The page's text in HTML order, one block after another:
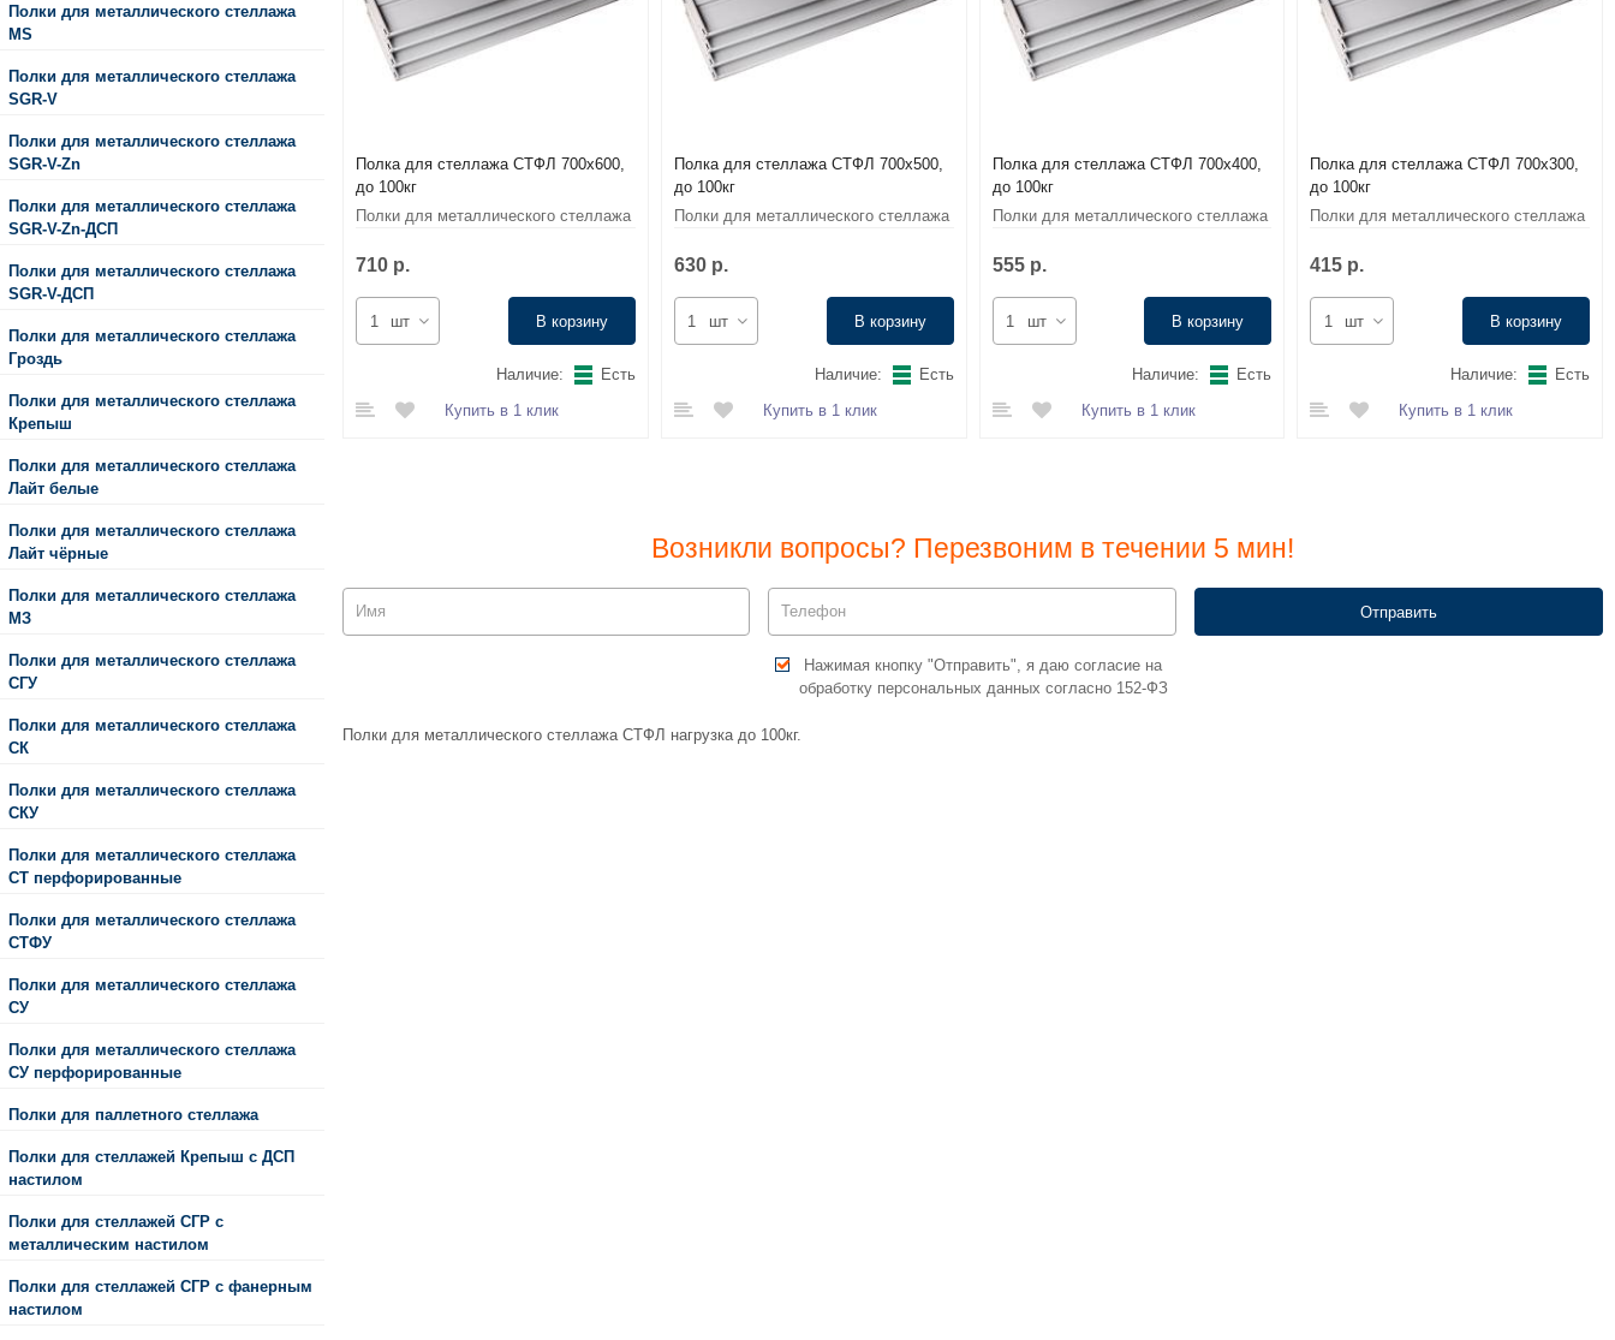
Полки для металлического стеллажа
MS
Полки для металлического стеллажа
SGR-V
Полки для металлического стеллажа
SGR-V-Zn
Полки для металлического стеллажа
SGR-V-Zn-ДСП
Полки для металлического стеллажа
SGR-V-ДСП
Полки для металлического стеллажа
Гроздь
Полки для металлического стеллажа
Крепыш
Полки для металлического стеллажа
Лайт белые
Полки для металлического стеллажа
Лайт чёрные
Полки для металлического стеллажа
МЗ
Полки для металлического стеллажа
СГУ
Полки для металлического стеллажа
СК
Полки для металлического стеллажа
СКУ
Полки для металлического стеллажа
СТ перфорированные
Полки для металлического стеллажа
СТФУ
Полки для металлического стеллажа
СУ
Полки для металлического стеллажа
СУ перфорированные
Полки для паллетного стеллажа
Полки для стеллажей Крепыш с ДСП
настилом
Полки для стеллажей СГР с
металлическим настилом
Полки для стеллажей СГР с фанерным
настилом
Полка для стеллажа СТФЛ 700х600,
до 100кг
Полки для металлического стеллажа
710 р.
шт В корзину
Наличие:
Есть
Купить в 1 клик
Полка для стеллажа СТФЛ 700х500,
до 100кг
Полки для металлического стеллажа
630 р.
шт В корзину
Наличие:
Есть
Купить в 1 клик
Полка для стеллажа СТФЛ 700х400,
до 100кг
Полки для металлического стеллажа
555 р.
шт В корзину
Наличие:
Есть
Купить в 1 клик
Полка для стеллажа СТФЛ 700х300,
до 100кг
Полки для металлического стеллажа
415 р.
шт В корзину
Наличие:
Есть
Купить в 1 клик
Возникли вопросы? Перезвоним в течении 5 мин!
Нажимая кнопку "Отправить", я даю согласие на
обработку персональных данных согласно 152-ФЗ
Полки для металлического стеллажа СТФЛ нагрузка до 100кг.